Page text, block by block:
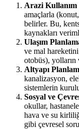
Arazi Kullanım
amaçlarla
belirler. Bu,
kaynakları
Ulaşım
ve mal
otobüs), yolların
Altyapı
kanalizasyon,
sistemlerin
Sosyal ve
okullar,
hava ve su
gibi çevresel